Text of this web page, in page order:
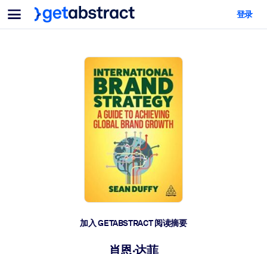
菜单
面向团队与管理者
为您的员工配备关键的人工智能技能。
帮助您的管理者为未来的工作时代做好准备。
让团队更轻松地共同学习、解决实际问题并更快采取行动。
培养您的员工应对未来挑战所需的技能。
面向人工智能系统
登录
加入 GETABSTRACT 阅读摘要
肖恩·达菲